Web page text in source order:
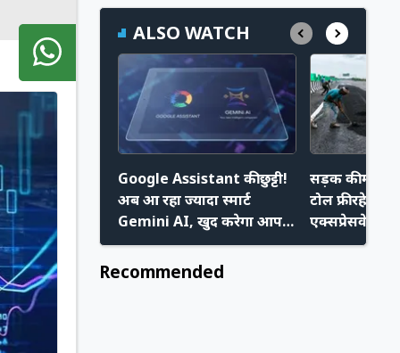
ALSO WATCH
Google Assistant की छुट्टी!
अब आ रहा ज्यादा स्मार्ट
Gemini AI, खुद करेगा आपके
कई काम
सड़क की
टोल फ्री
एक्सप्रेसवे,
एक्शन
Recommended